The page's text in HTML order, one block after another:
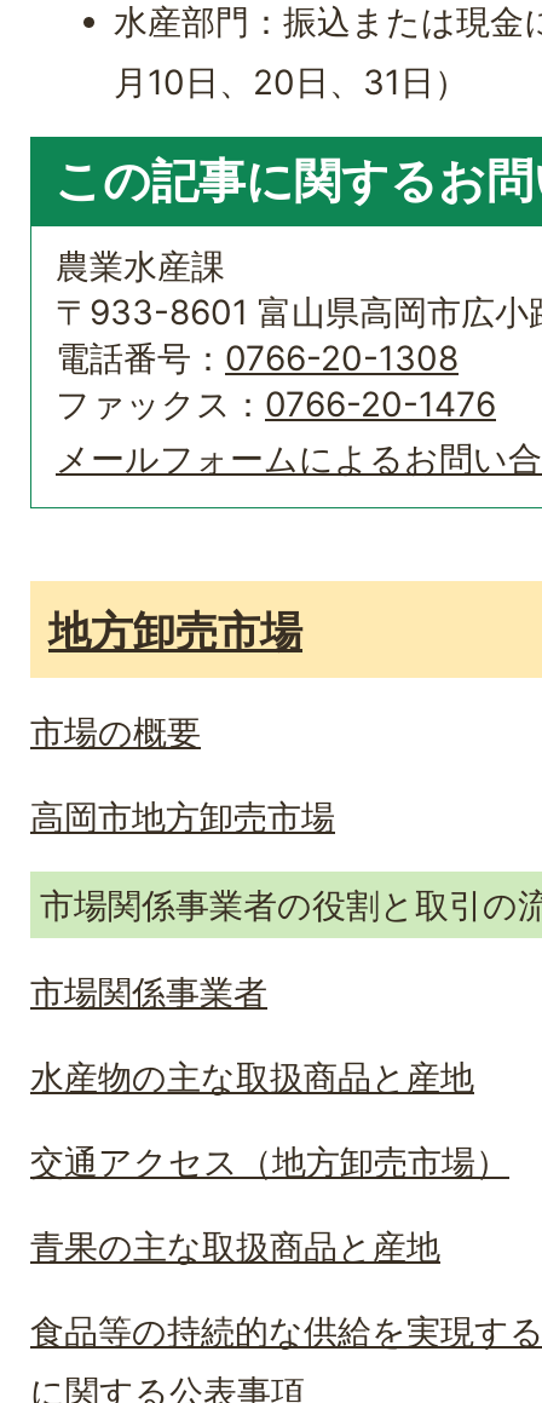
水産部門：振込または現
月10日、20日、31日）
この記事に関するお
農業水産課
〒933-8601 富山県高岡市広
電話番号： 0766-20-1308
ファックス： 0766-20-1476
メールフォームによるお問い
地方卸売市場
市場の概要
高岡市地方卸売市場
市場関係事業者の役割と取引の
市場関係事業者
水産物の主な取扱商品と産地
交通アクセス（地方卸売市場）
青果の主な取扱商品と産地
食品等の持続的な供給を実現す
に関する公表事項